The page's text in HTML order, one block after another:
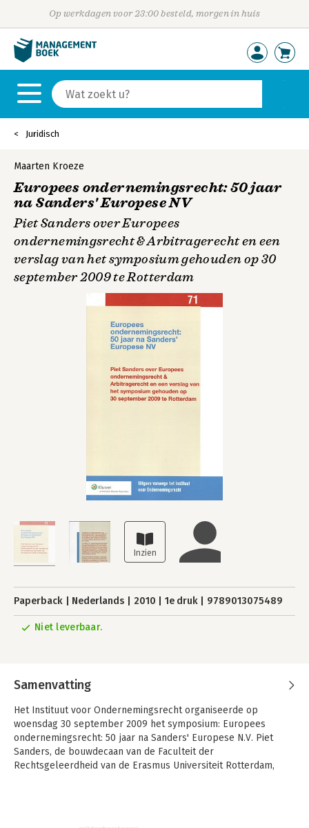
Op werkdagen voor 23:00 besteld, morgen in huis
Juridisch
Maarten Kroeze
Europees ondernemingsrecht: 50 jaar
na Sanders' Europese NV
Piet Sanders over Europees
ondernemingsrecht & Arbitragerecht en een
verslag van het symposium gehouden op 30
september 2009 te Rotterdam
Paperback Nederlands 2010 1e druk 9789013075489
Niet leverbaar.
Samenvatting
Het Instituut voor Ondernemingsrecht organiseerde op
woensdag 30 september 2009 het symposium: Europees
ondernemingsrecht: 50 jaar na Sanders' Europese N.V. Piet
Sanders, de bouwdecaan van de Faculteit der
Rechtsgeleerdheid van de Erasmus Universiteit Rotterdam,